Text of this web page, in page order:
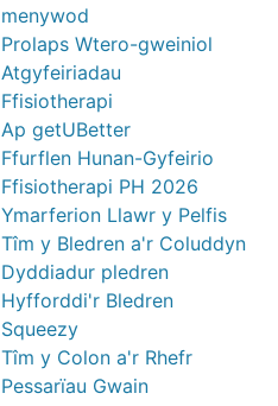
menywod
Prolaps Wtero-gweiniol
Atgyfeiriadau
Ffisiotherapi
Ap getUBetter
Ffurflen Hunan-Gyfeirio
Ffisiotherapi PH 2026
Ymarferion Llawr y Pelfis
Tîm y Bledren a'r Coluddyn
Dyddiadur pledren
Hyfforddi'r Bledren
Squeezy
Tîm y Colon a'r Rhefr
Pessarïau Gwain